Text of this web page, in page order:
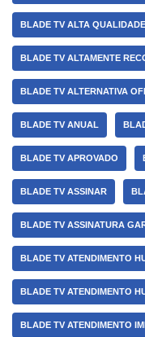
BLADE TV ALTA QUALIDADE
BLADE TV ALTAMENTE
BLADE TV ALTERNATIVA
BLADE TV ANUAL
BLADE TV APROVADO
BLADE TV ASSINAR
BLADE TV ASSINATURA
BLADE TV ATENDIMENTO
BLADE TV ATENDIMENTO
BLADE TV ATENDIMENTO